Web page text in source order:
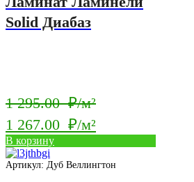
Solid Диабаз
1 295.00₽/м²Первоначальная
составляла
295.00
1 267.00 ₽/м²
Текущая
цена:
В корзину
Артикул: Дуб Веллингтон